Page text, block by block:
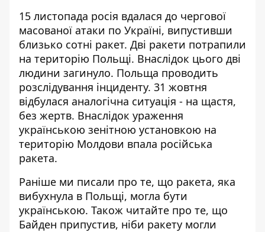
15 листопада росія вдалася до чергової
масованої атаки по Україні, випустивши
близько сотні ракет. Дві ракети потрапили
на територію Польщі. Внаслідок цього дві
людини загинуло. Польща проводить
розслідування інциденту. 31 жовтня
відбулася аналогічна ситуація - на щастя,
без жертв. Внаслідок ураження
українською зенітною установкою на
територію Молдови впала російська
ракета.
Раніше ми писали про те, що ракета, яка
вибухнула в Польщі, могла бути
українською. Також читайте про те, що
Байден припустив, ніби ракету могли